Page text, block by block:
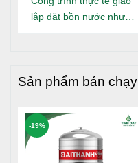
lắp đặt bồn nước nhựa
Sản phẩm bán chạy
-19%